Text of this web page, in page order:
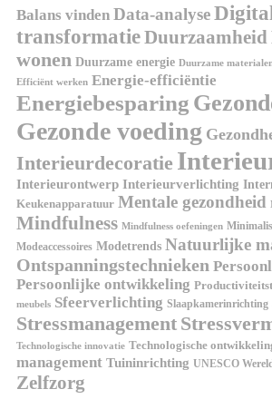
Balans vinden Data-analyse
transformatieDuurzaamheid
wonen Duurzame energie Duurzame
Efficiënt werken Energie-efficiëntie
Energiebesparing
Gezonde voeding
Interieurdecoratie
Interieurontwerp Interieurverlichting
Keukenapparatuur Mentale gezondheid
Mindfulness Mindfulness oefeningen
Modeaccessoires Modetrends Natuurlijke
Ontspanningstechnieken
Persoonlijke ontwikkeling
meubels Sfeerverlichting Slaapkamerinrichting
Stressmanagement
Technologische innovatie Technologische
management Tuininrichting UNESCO
Zelfzorg